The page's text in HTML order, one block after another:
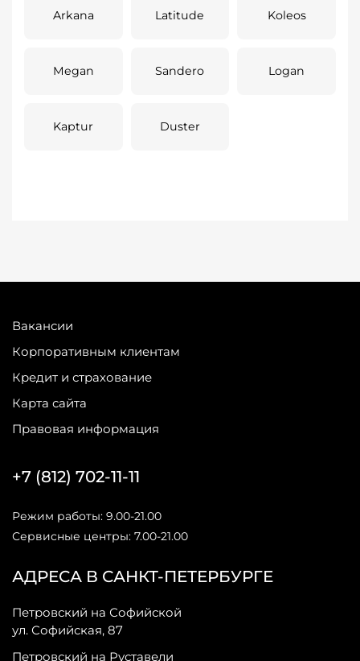
Arkana Latitude Koleos
Megan Sandero Logan
Kaptur Duster
Вакансии
Корпоративным клиентам
Кредит и страхование
Карта сайта
Правовая информация
АДРЕСА В САНКТ-ПЕТЕРБУРГЕ
Петровский на Софийской
ул. Софийская, 87
Петровский на Руставели
+7 (812) 702-11-11
Режим работы: 9.00-21.00
Сервисные центры: 7.00-21.00